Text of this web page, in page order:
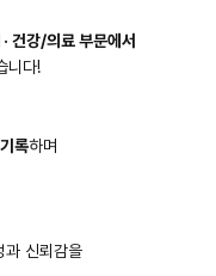
강/의료 부문에서
니다!
록하며
과 신뢰감을
역